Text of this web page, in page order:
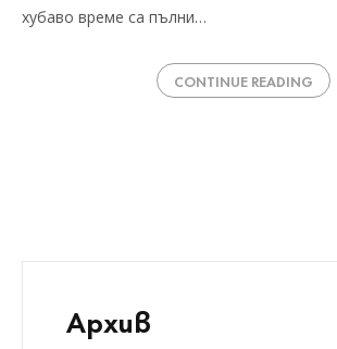
хубаво време са пълни…
CONTINUE READING
Архив